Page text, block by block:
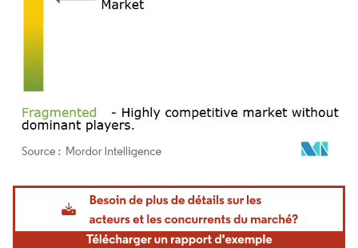
Image © Mordor Intelligence. La réutilisation nécessite une attribution sous CC BY